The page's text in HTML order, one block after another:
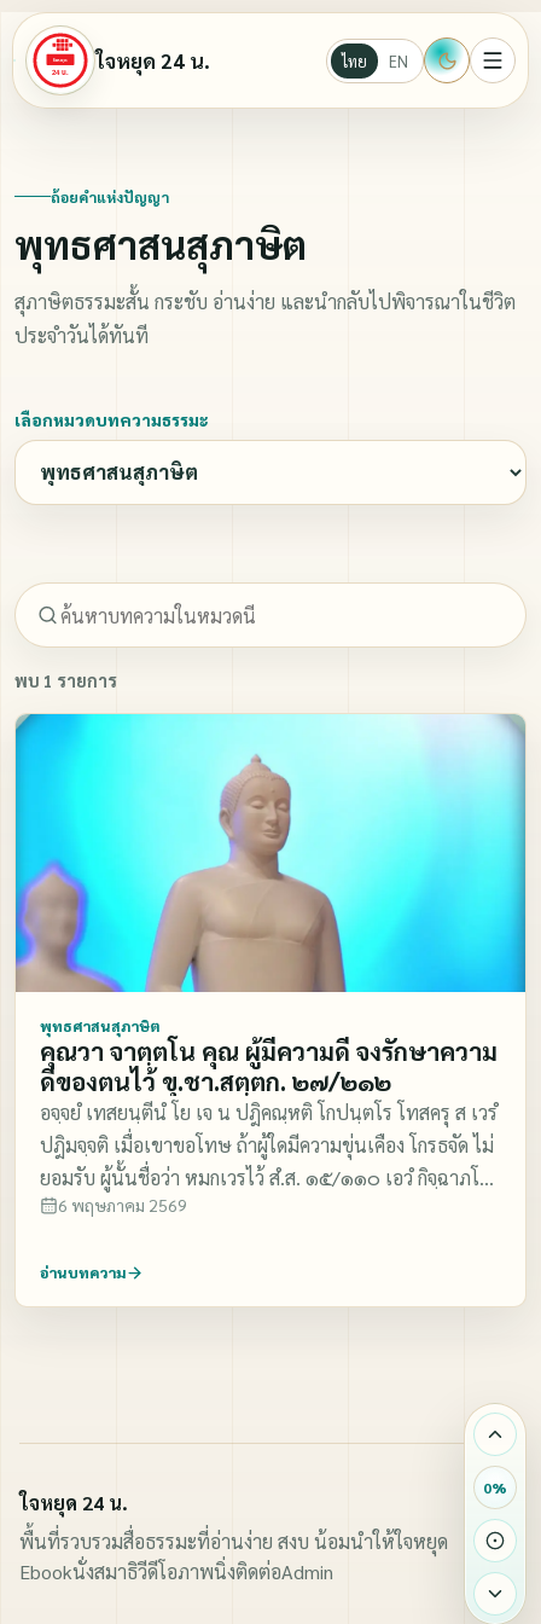
ใจหยุด 24 น. ไทย EN
Ebook
นั่งสมาธิ
วีดีโอ
ภาพนิ่ง
ติดต่อ
ถ้อยคำแห่งปัญญา
พุทธศาสนสุภาษิต
สุภาษิตธรรมะสั้น กระชับ อ่านง่าย และนำกลับไปพิจารณาในชีวิต
ประจำวันได้ทันที
เลือกหมวดบทความธรรมะ
พบ 1 รายการ
พุทธศาสนสุภาษิต
คุณวา จาตฺตโน คุณ ผู้มีความดี จงรักษาความ
ดีของตนไว้ ขุ.ชา.สตฺตก. ๒๗/๒๑๒
อจฺจยํ เทสยนฺตีนํ โย เจ น ปฎิคณฺหติ โกปนฺตโร โทสครุ ส เวรํ
ปฎิมจฺจติ เมื่อเขาขอโทษ ถ้าผู้ใดมีความขุ่นเคือง โกรธจัด ไม่
ยอมรับ ผู้นั้นชื่อว่า หมกเวรไว้ สํ.ส. ๑๕/๑๑๐ เอวํ กิจฺฉาภโต
โปโส ปิตุ อปริจารโก
6 พฤษภาคม 2569
อ่านบทความ
0%
ใจหยุด 24 น.
พื้นที่รวบรวมสื่อธรรมะที่อ่านง่าย สงบ น้อมนำให้ใจหยุด
Ebookนั่งสมาธิวีดีโอภาพนิ่งติดต่อAdmin